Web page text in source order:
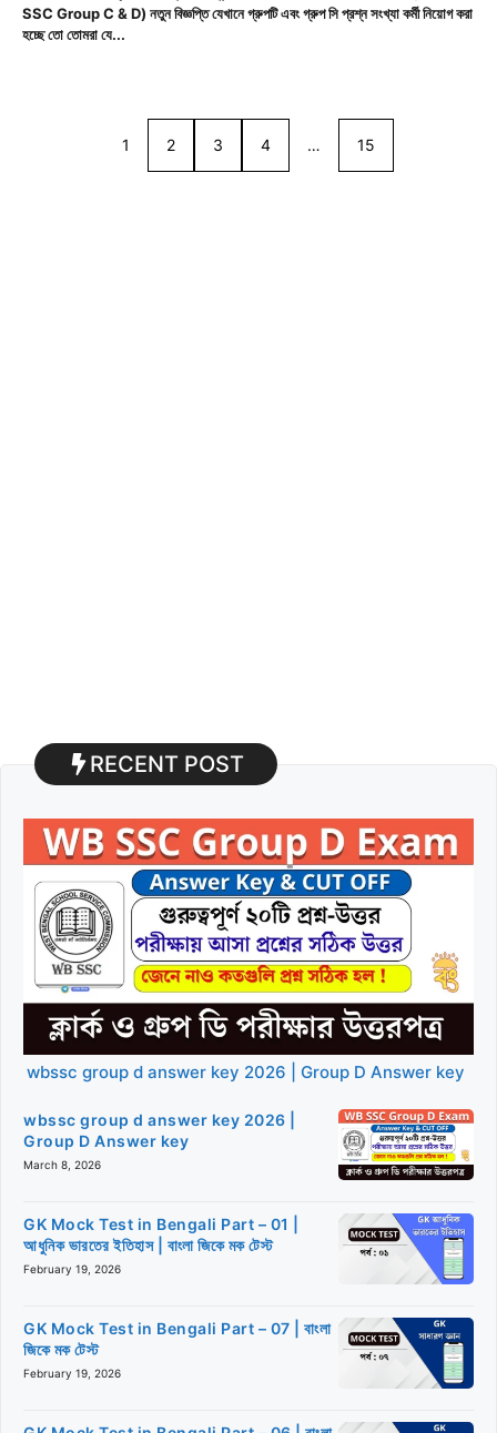
SSC Group C & D) নতুন বিজ্ঞপ্তি যেখানে গ্রুপটি এবং গ্রুপ সি প্রশ্ন সংখ্যা কর্মী নিয়োগ করা
হচ্ছে তো তোমরা যে...
1 2 3 4 … 15
RECENT POST
wbssc group d answer key 2026 | Group D Answer key
wbssc group d answer key 2026 |
Group D Answer key
March 8, 2026
GK Mock Test in Bengali Part – 01 |
আধুনিক ভারতের ইতিহাস | বাংলা জিকে মক টেস্ট
February 19, 2026
GK Mock Test in Bengali Part – 07 | বাংলা
জিকে মক টেস্ট
February 19, 2026